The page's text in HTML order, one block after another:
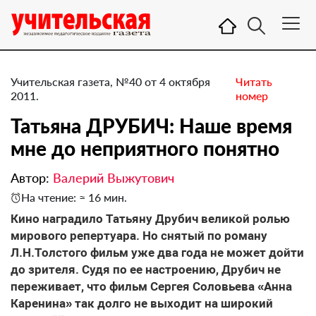
Учительская газета, №40 от 4 октября
2011.
Читать
номер
Татьяна ДРУБИЧ: Наше время
мне до неприятного понятно
Автор: Валерий Выжутович
На чтение: ≈ 16 мин.
Кино наградило Татьяну Друбич великой ролью
мирового репертуара. Но снятый по роману
Л.Н.Толстого фильм уже два года не может дойти
до зрителя. Судя по ее настроению, Друбич не
переживает, что фильм Сергея Соловьева «Анна
Каренина» так долго не выходит на широкий